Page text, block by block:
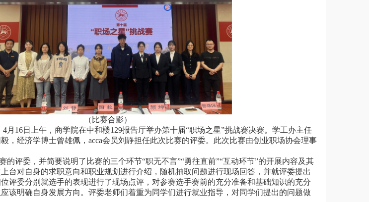
（比赛合影）
4月16日上午，商学院在中和楼129报告厅举办第十届“职场之星”挑战赛决赛。 学工办主任
，经济学博士曾雄佩， acca会员刘静担任此次比赛的评委。此次比赛由创业职场协会理事
的评委， 并简要说明了比赛的三个环节“职无不言”“勇往直前”“互动环节”的开展内容及其
台对自身的求职意向和职业规划进行介绍，随机抽取问题进行现场回答，并就评委提出
评委分别就选手的表现进行了现场点评，对参赛选手赛前的充分准备和基础知识的充分
该明确自身发展方向。评委老师们着重为同学们进行就业指导，对同学们提出的问题做